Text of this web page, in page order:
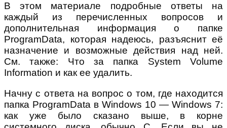
В этом материале подробные ответы на
каждый из перечисленных вопросов и
дополнительная информация о папке
ProgramData, которая надеюсь, разъяснит её
назначение и возможные действия над ней.
См. также: Что за папка System Volume
Information и как ее удалить.
Начну с ответа на вопрос о том, где находится
папка ProgramData в Windows 10 — Windows 7:
как уже было сказано выше, в корне